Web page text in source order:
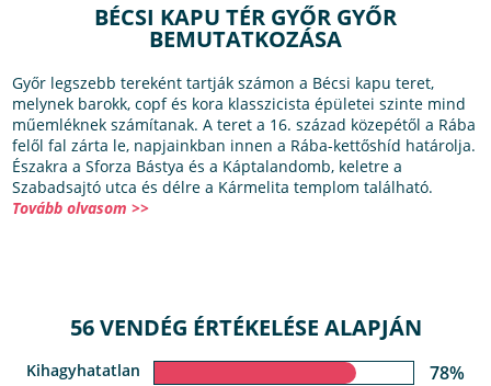
BÉCSI KAPU TÉR GYŐR GYŐR
BEMUTATKOZÁSA
Győr legszebb tereként tartják számon a Bécsi kapu teret,
melynek barokk, copf és kora klasszicista épületei szinte mind
műemléknek számítanak. A teret a 16. század közepétől a Rába
felől fal zárta le, napjainkban innen a Rába-kettőshíd határolja.
Északra a Sforza Bástya és a Káptalandomb, keletre a
Szabadsajtó utca és délre a Kármelita templom található.
Tovább olvasom >>
56 VENDÉG ÉRTÉKELÉSE ALAPJÁN
Kihagyhatatlan 78%